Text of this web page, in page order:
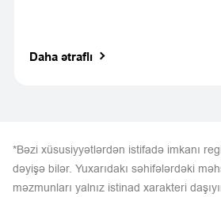
Daha ətraflı
*Bəzi xüsusiyyətlərdən istifadə imkanı
dəyişə bilər. Yuxarıdakı səhifələrdəki
məzmunları yalnız istinad xarakteri